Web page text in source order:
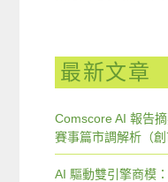
最新文章
Comscore AI 報告
賽事篇市調解析（
AI 驅動雙引擎商模